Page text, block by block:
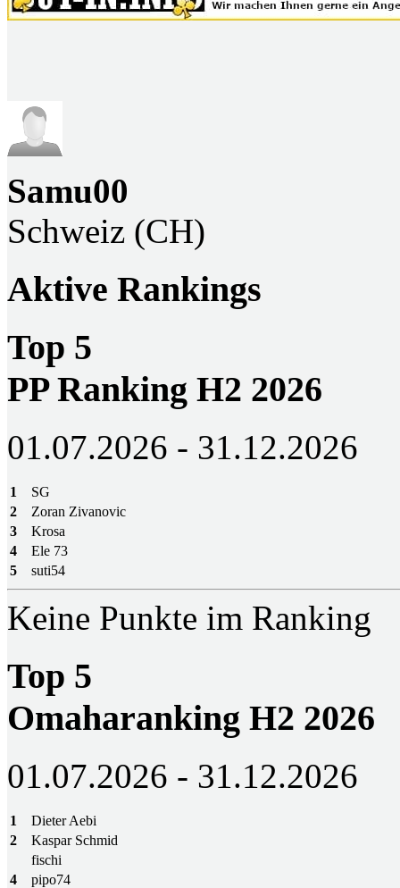
Samu00
Schweiz (CH)
Aktive Rankings
Top 5
PP Ranking H2 2026
01.07.2026 - 31.12.2026
1
SG
2
Zoran Zivanovic
3
Krosa
4
Ele 73
5
suti54
Keine Punkte im Ranking
Top 5
Omaharanking H2 2026
01.07.2026 - 31.12.2026
1
Dieter Aebi
2
Kaspar Schmid
fischi
4
pipo74